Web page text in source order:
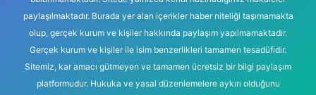
paylaşılmaktadır. Burada yer alan içerikler haber niteliği taşımamakta
olup, gerçek kurum ve kişiler hakkında paylaşım yapılmamaktadır.
Gerçek kurum ve kişiler ile isim benzerlikleri tamamen tesadüfidir.
Sitemiz, kar amacı gütmeyen ve tamamen ücretsiz bir bilgi paylaşım
platformudur. Hukuka ve yasal düzenlemelere aykırı olduğunu